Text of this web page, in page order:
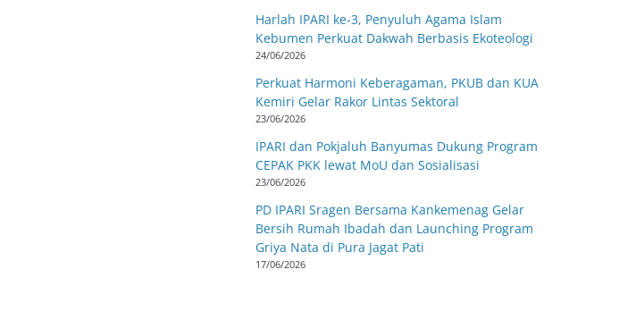
Harlah IPARI ke-3, Penyuluh Agama Islam
Kebumen Perkuat Dakwah Berbasis Ekoteologi
24/06/2026
Perkuat Harmoni Keberagaman, PKUB dan KUA
Kemiri Gelar Rakor Lintas Sektoral
23/06/2026
IPARI dan Pokjaluh Banyumas Dukung Program
CEPAK PKK lewat MoU dan Sosialisasi
23/06/2026
PD IPARI Sragen Bersama Kankemenag Gelar
Bersih Rumah Ibadah dan Launching Program
Griya Nata di Pura Jagat Pati
17/06/2026